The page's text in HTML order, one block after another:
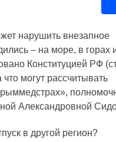
нарушить внезапное
– на море, в горах
Конституцией РФ
могут рассчитывать
Александровной
в другой регион?